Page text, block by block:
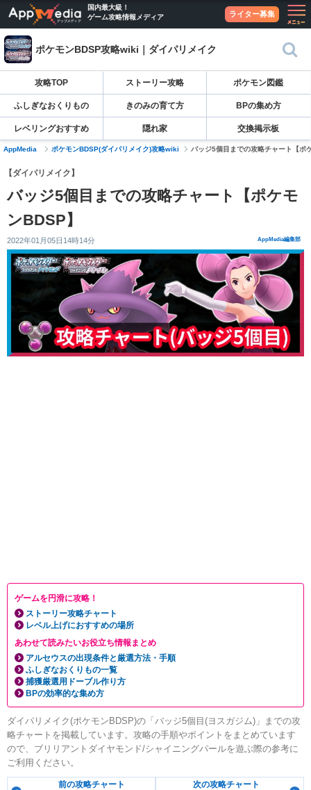
国内最大級！
ゲーム攻略情報メディア
ライター募集
ポケモンBDSP攻略wiki｜ダイパリメイク
攻略TOP ストーリー攻略 ポケモン図鑑
ふしぎなおくりもの きのみの育て方 BPの集め方
レベリングおすすめ 隠れ家 交換掲示板
AppMedia ポケモンBDSP(ダイパリメイク)攻略wiki バッジ5個目までの攻略チャート【ポ
【ダイパリメイク】
バッジ5個目までの攻略チャート【ポケモ
ンBDSP】
2022年01月05日14時14分 AppMedia編集部
ゲームを円滑に攻略！
ストーリー攻略チャート
レベル上げにおすすめの場所
あわせて読みたいお役立ち情報まとめ
アルセウスの出現条件と厳選方法・手順
ふしぎなおくりもの一覧
捕獲厳選用ドーブル作り方
BPの効率的な集め方
ダイパリメイク(ポケモンBDSP)の「バッジ5個目(ヨスガジム)」までの攻
略チャートを掲載しています。攻略の手順やポイントをまとめています
ので、ブリリアントダイヤモンド/シャイニングパールを遊ぶ際の参考に
ご利用ください。
前の攻略チャート
次の攻略チャート